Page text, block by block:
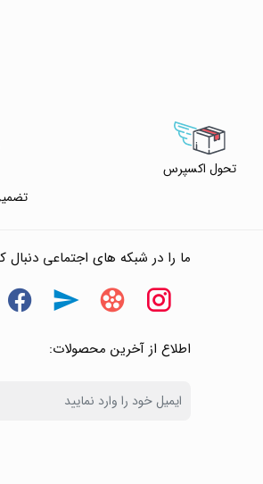
تحول اکسپرس
ما را در شبکه های اجتماعی دنبال
اطلاع از آخرین محصولات: